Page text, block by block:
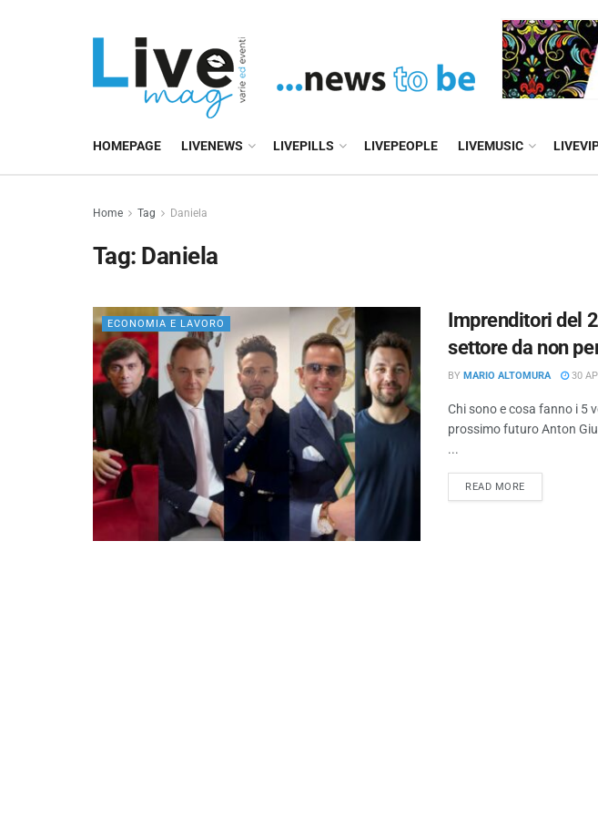
HOMEPAGE LIVENEWS LIVEPILLS LIVEPEOPLE LIVEMUSIC
Home Tag Daniela
Tag: Daniela
ECONOMIA E LAVORO
Imprenditori del
settore da non
BY MARIO ALTOMURA 30
Chi sono e cosa fanno i 5
prossimo futuro Anton
...
READ MORE